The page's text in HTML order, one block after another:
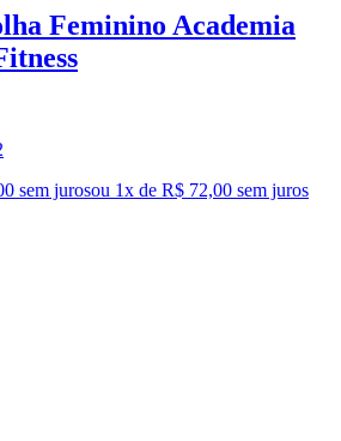
Feminino Academia
sem jurosou 1x de R$ 72,00 sem juros